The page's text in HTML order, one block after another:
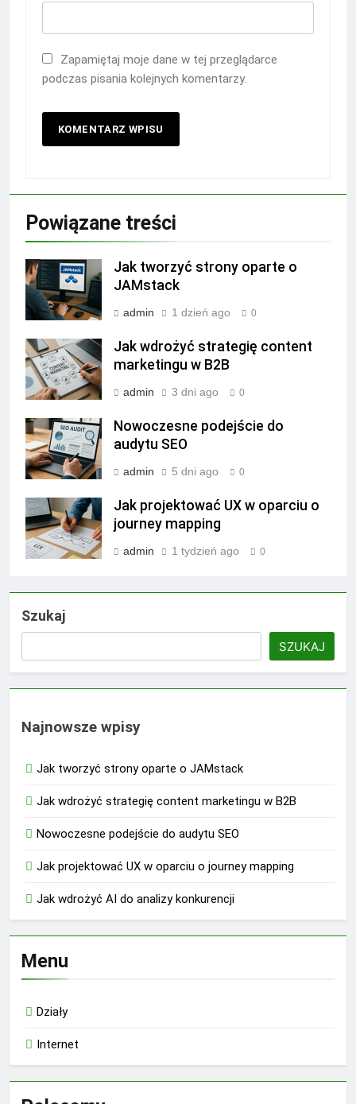
Zapamiętaj moje dane w tej przeglądarce
podczas pisania kolejnych komentarzy.
Powiązane treści
Jak tworzyć strony oparte o
JAMstack
admin 1 dzień ago 0
Jak wdrożyć strategię content
marketingu w B2B
admin 3 dni ago 0
Nowoczesne podejście do
audytu SEO
admin 5 dni ago 0
Jak projektować UX w oparciu o
journey mapping
admin 1 tydzień ago 0
Szukaj
SZUKAJ
Najnowsze wpisy
Jak tworzyć strony oparte o JAMstack
Jak wdrożyć strategię content marketingu w B2B
Nowoczesne podejście do audytu SEO
Jak projektować UX w oparciu o journey mapping
Jak wdrożyć AI do analizy konkurencji
Menu
Działy
Internet